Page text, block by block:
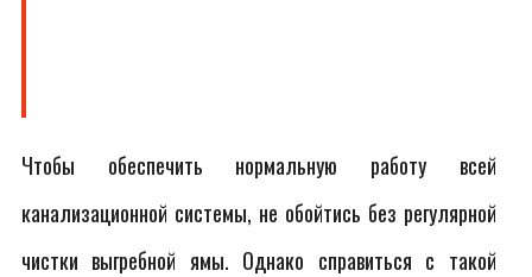
Чтобы обеспечить нормальную работу всей
канализационной системы, не обойтись без регулярной
чистки выгребной ямы. Однако справиться с такой